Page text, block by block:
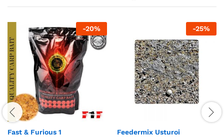
-20%
Fast & Furious 1
-25%
Feedermix Usturoi